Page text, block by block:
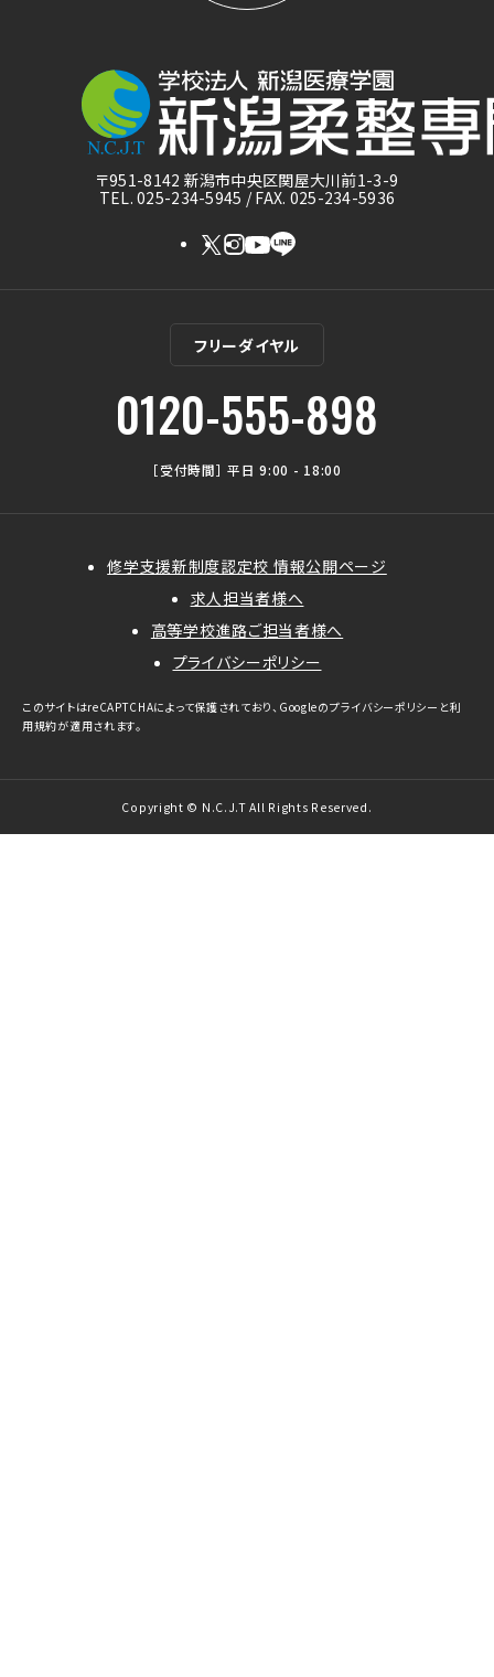
〒951-8142 新潟市中央区関屋大川前1-3-9
TEL. 025-234-5945 / FAX. 025-234-5936
フリーダイヤル
0120-555-898
［受付時間］ 平日 9:00 - 18:00
修学支援新制度認定校 情報公開ページ
求人担当者様へ
高等学校進路ご担当者様へ
プライバシーポリシー
Copyright © N.C.J.T All Rights Reserved.
このサイトはreCAPTCHAによって保護されており、Googleのプライバシーポリシー と利
用規約が適用されます。